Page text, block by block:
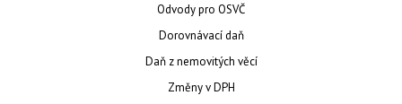
Odvody pro OSVČ
Dorovnávací daň
Daň z nemovitých věcí
Změny v DPH